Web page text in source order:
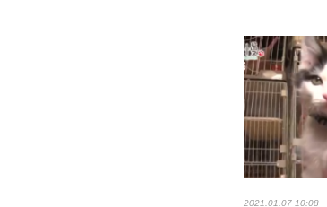
2021.01.07 10:08